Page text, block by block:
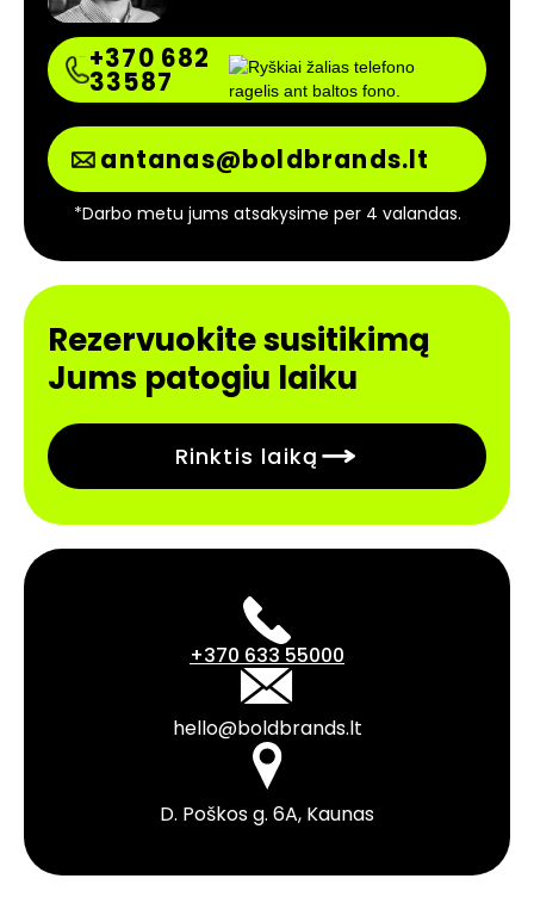
+370 682
33587
antanas@boldbrands.lt
*Darbo metu jums atsakysime per 4 valandas.
Rezervuokite susitikimą
Jums patogiu laiku
Rinktis laiką
+370 633 55000
hello@boldbrands.lt
D. Poškos g. 6A, Kaunas